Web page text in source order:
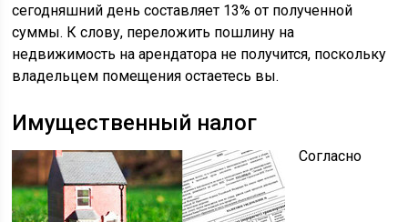
сегодняшний день составляет 13% от полученной
суммы. К слову, переложить пошлину на
недвижимость на арендатора не получится, поскольку
владельцем помещения остаетесь вы.
Имущественный налог
Согласно